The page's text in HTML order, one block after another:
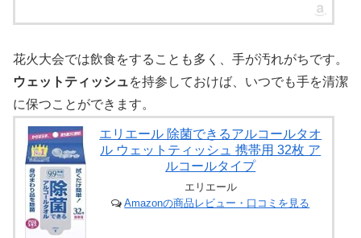
花火大会では飲食をすることも多く、手が汚れがちです。
ウェットティッシュを持参しておけば、いつでも手を清潔
に保つことができます。
エリエール 除菌できるアルコールタオ
ル ウェットティッシュ 携帯用 32枚 ア
ルコールタイプ
エリエール
Amazonの商品レビュー・口コミを見る